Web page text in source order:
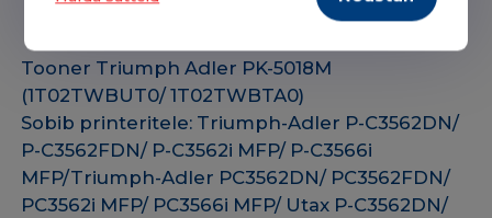
Tooner Triumph Adler PK-5018M
(1T02TWBUT0/ 1T02TWBTA0)
Sobib printeritele: Triumph-Adler P-C3562DN/
P-C3562FDN/ P-C3562i MFP/ P-C3566i
MFP/Triumph-Adler PC3562DN/ PC3562FDN/
PC3562i MFP/ PC3566i MFP/ Utax P-C3562DN/